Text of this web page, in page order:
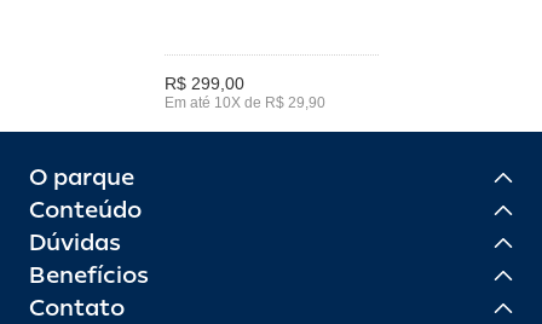
R$ 299,00
Em até 10X de R$ 29,90
O parque
Conteúdo
Dúvidas
Benefícios
Contato